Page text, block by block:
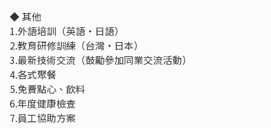
◆ 其他
1.外語培訓（英語・日語）
2.教育研修訓練（台灣・日本）
3.最新技術交流（鼓勵參加同業交流活動）
4.各式聚餐
5.免費點心、飲料
6.年度健康檢查
7.員工協助方案